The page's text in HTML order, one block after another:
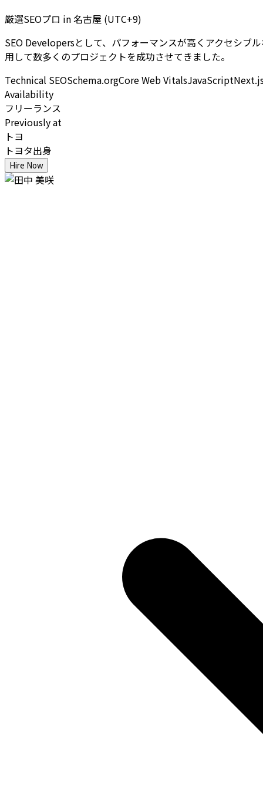
厳選SEOプロ in 名古屋 (UTC+9)
SEO Developersとして、パフォーマンスが高くアクセシブ
用して数多くのプロジェクトを成功させてきました。
Technical SEOSchema.orgCore Web VitalsJavaScript
Availability
フリーランス
Previously at
トヨ
トヨタ出身
Hire Now